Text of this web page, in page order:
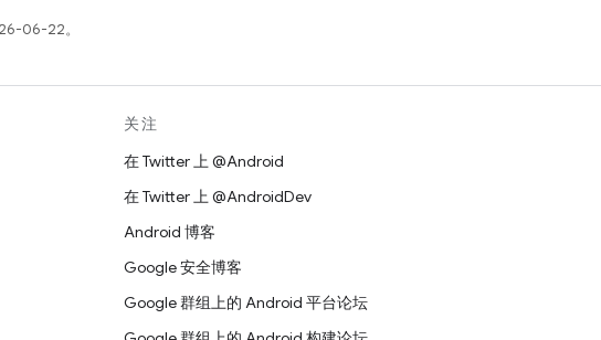
06-22。
关注
在 Twitter 上 @Android
在 Twitter 上 @AndroidDev
Android 博客
Google 安全博客
Google 群组上的 Android 平台论坛